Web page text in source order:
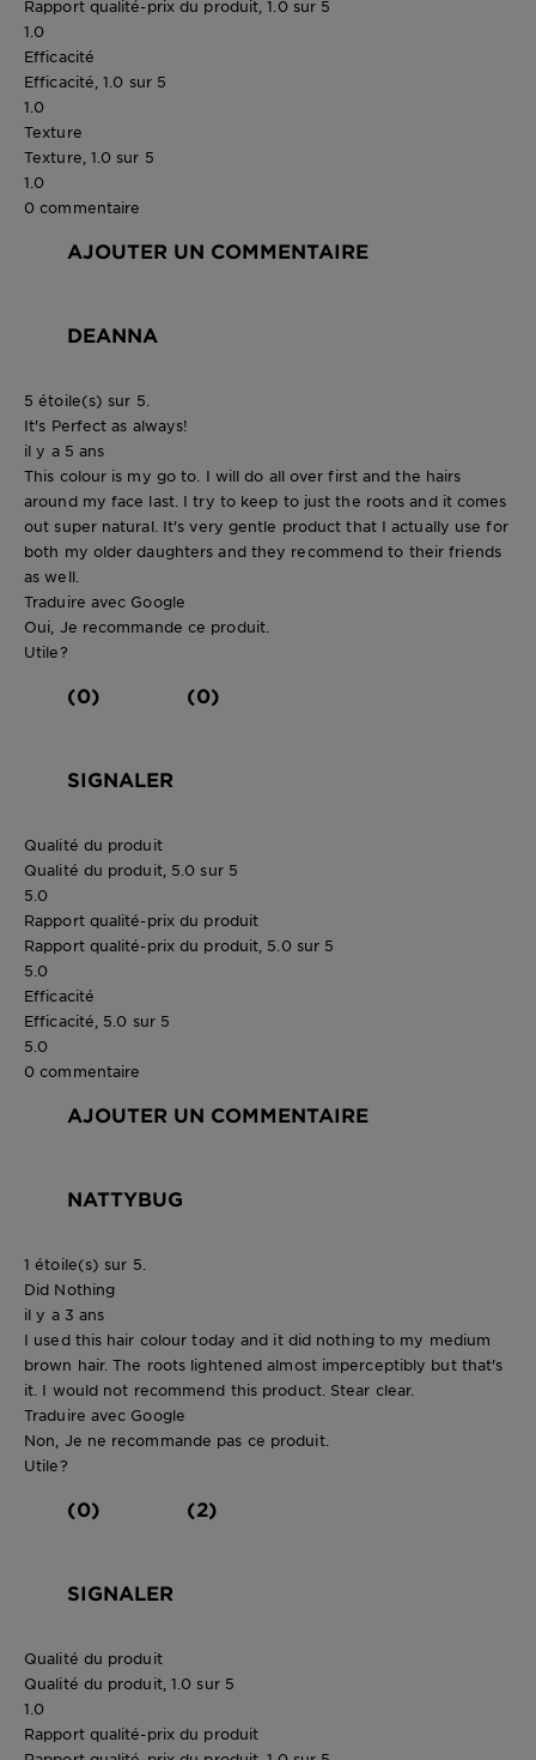
Rapport qualité-prix du produit, 1.0 sur 5
1.0
Efficacité
Efficacité, 1.0 sur 5
1.0
Texture
Texture, 1.0 sur 5
1.0
0 commentaire
AJOUTER UN COMMENTAIRE
DEANNA
5 étoile(s) sur 5.
It's Perfect as always!
il y a 5 ans
This colour is my go to. I will do all over first and the hairs
around my face last. I try to keep to just the roots and it comes
out super natural. It's very gentle product that I actually use for
both my older daughters and they recommend to their friends
as well.
Traduire avec Google
Oui, Je recommande ce produit.
Utile?
(0) (0)
SIGNALER
Qualité du produit
Qualité du produit, 5.0 sur 5
5.0
Rapport qualité-prix du produit
Rapport qualité-prix du produit, 5.0 sur 5
5.0
Efficacité
Efficacité, 5.0 sur 5
5.0
0 commentaire
AJOUTER UN COMMENTAIRE
NATTYBUG
1 étoile(s) sur 5.
Did Nothing
il y a 3 ans
I used this hair colour today and it did nothing to my medium
brown hair. The roots lightened almost imperceptibly but that's
it. I would not recommend this product. Stear clear.
Traduire avec Google
Non, Je ne recommande pas ce produit.
Utile?
(0) (2)
SIGNALER
Qualité du produit
Qualité du produit, 1.0 sur 5
1.0
Rapport qualité-prix du produit